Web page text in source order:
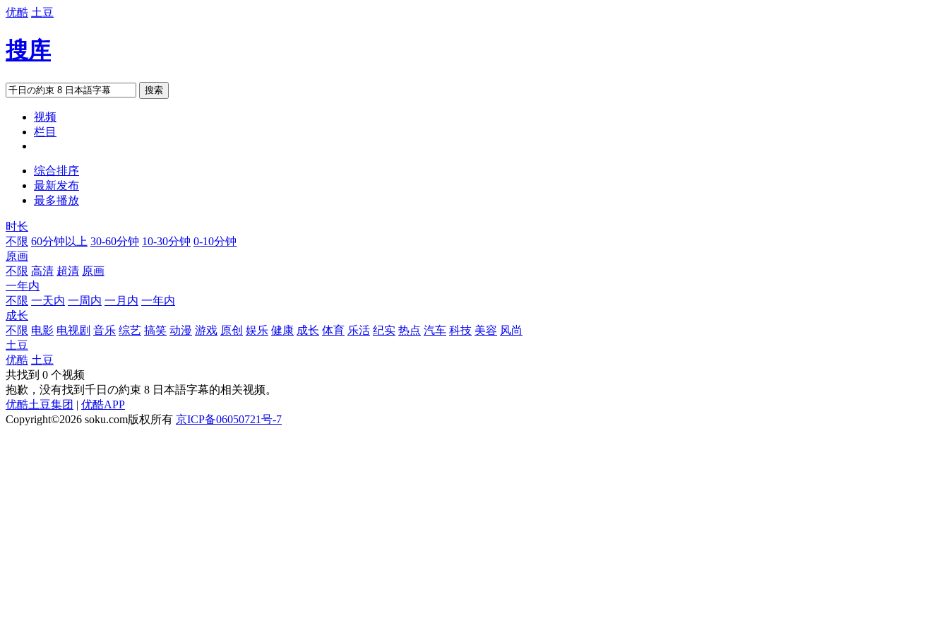
优酷 土豆
搜库
搜索
视频
栏目
综合排序
最新发布
最多播放
时长
不限 60分钟以上 30-60分钟 10-30分钟 0-10分钟
原画
不限 高清 超清 原画
一年内
不限 一天内 一周内 一月内 一年内
成长
不限 电影 电视剧 音乐 综艺 搞笑 动漫 游戏 原创 娱乐 健康 成长 体育 乐活 纪实 热点 汽车 科技 美容 风尚
土豆
优酷 土豆
共找到 0 个视频
抱歉，没有找到 千日の約束 8 日本語字幕的相关视频。
优酷土豆集团 | 优酷APP
Copyright©2026 soku.com版权所有 京ICP备06050721号-7